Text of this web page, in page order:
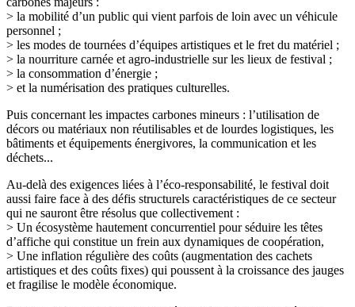
> la mobilité d’un public qui vient parfois de loin avec un véhicule
personnel ;
> les modes de tournées d’équipes artistiques et le fret du matériel ;
> la nourriture carnée et agro-industrielle sur les lieux de festival ;
> la consommation d’énergie ;
> et la numérisation des pratiques culturelles.
Puis concernant les impactes carbones mineurs : l’utilisation de
décors ou matériaux non réutilisables et de lourdes logistiques, les
bâtiments et équipements énergivores, la communication et les
déchets...
Au-delà des exigences liées à l’éco-responsabilité, le festival doit
aussi faire face à des défis structurels caractéristiques de ce secteur
qui ne sauront être résolus que collectivement :
> Un écosystème hautement concurrentiel pour séduire les têtes
d’affiche qui constitue un frein aux dynamiques de coopération,
> Une inflation régulière des coûts (augmentation des cachets
artistiques et des coûts fixes) qui poussent à la croissance des jauges
et fragilise le modèle économique.